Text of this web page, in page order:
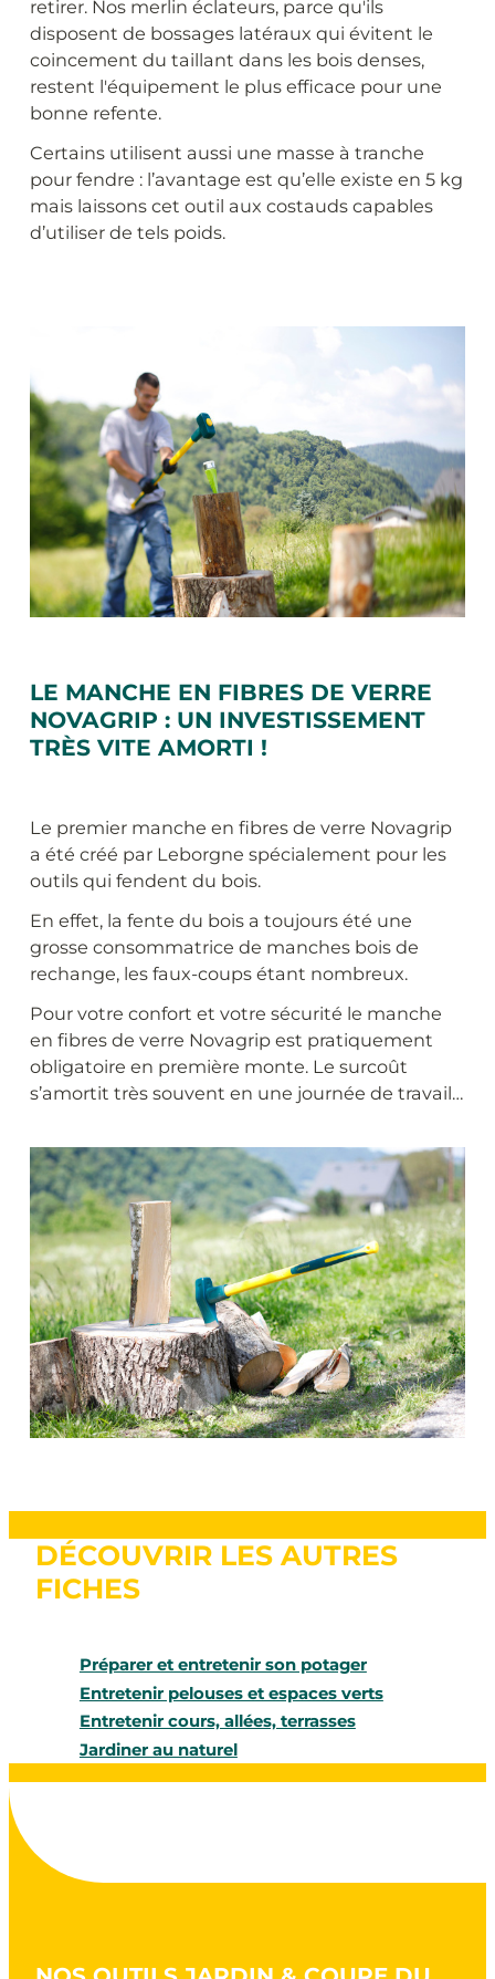
retirer. Nos merlin éclateurs, parce qu'ils
disposent de bossages latéraux qui évitent le
coincement du taillant dans les bois denses,
restent l'équipement le plus efficace pour une
bonne refente.
Certains utilisent aussi une masse à tranche
pour fendre : l’avantage est qu’elle existe en 5 kg
mais laissons cet outil aux costauds capables
d’utiliser de tels poids.
LE MANCHE EN FIBRES DE VERRE
NOVAGRIP : UN INVESTISSEMENT
TRÈS VITE AMORTI !
Le premier manche en fibres de verre Novagrip
a été créé par Leborgne spécialement pour les
outils qui fendent du bois.
En effet, la fente du bois a toujours été une
grosse consommatrice de manches bois de
rechange, les faux-coups étant nombreux.
Pour votre confort et votre sécurité le manche
en fibres de verre Novagrip est pratiquement
obligatoire en première monte. Le surcoût
s’amortit très souvent en une journée de travail…
DÉCOUVRIR LES AUTRES
FICHES
Préparer et entretenir son potager
Entretenir pelouses et espaces verts
Entretenir cours, allées, terrasses
Jardiner au naturel